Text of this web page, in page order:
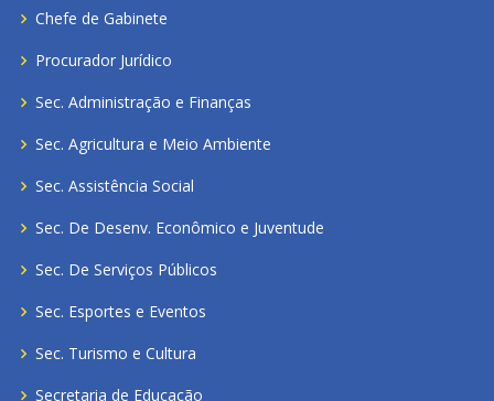
Chefe de Gabinete
Procurador Jurídico
Sec. Administração e Finanças
Sec. Agricultura e Meio Ambiente
Sec. Assistência Social
Sec. De Desenv. Econômico e Juventude
Sec. De Serviços Públicos
Sec. Esportes e Eventos
Sec. Turismo e Cultura
Secretaria de Educação